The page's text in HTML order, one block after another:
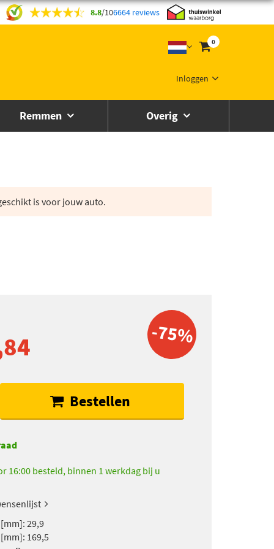
8.8/106664 reviews
0
Inloggen
Remmen Overig
is voor jouw auto.
-75%
Bestellen
16:00 besteld, binnen 1 werkdag bij u
29,9
169,5